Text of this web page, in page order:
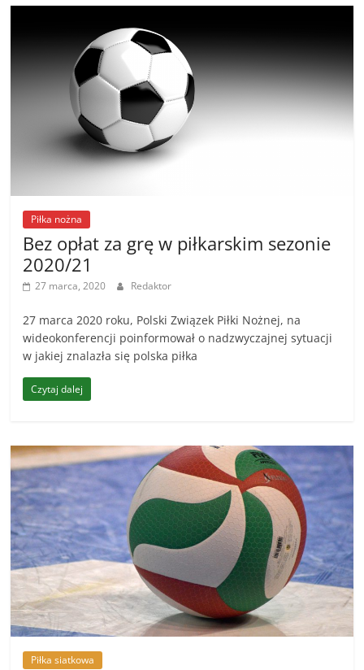
Piłka nożna
Bez opłat za grę w piłkarskim sezonie
2020/21
27 marca, 2020 Redaktor
27 marca 2020 roku, Polski Związek Piłki Nożnej, na
wideokonferencji poinformował o nadzwyczajnej sytuacji
w jakiej znalazła się polska piłka
Czytaj dalej
Piłka siatkowa